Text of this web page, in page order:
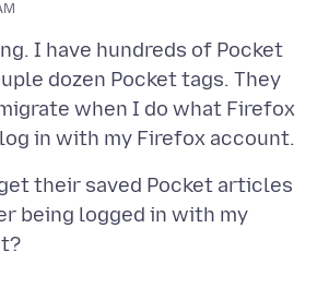
I have hundreds of Pocket
dozen Pocket tags. They
when I do what Firefox
their saved Pocket articles
being logged in with my